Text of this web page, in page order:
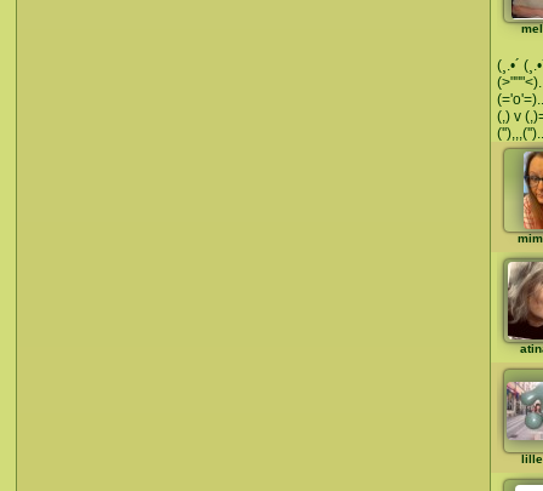
(¸.•´
(,) v